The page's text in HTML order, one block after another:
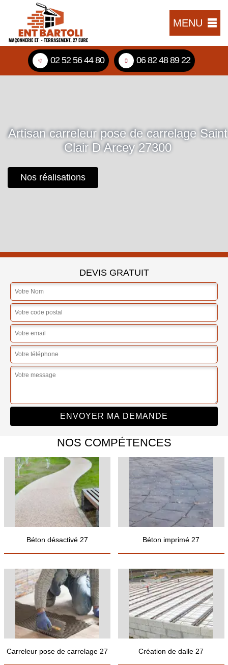
MENU
02 52 56 44 80 06 82 48 89 22
Artisan carreleur pose de carrelage Saint
Clair D Arcey 27300
Nos réalisations
DEVIS GRATUIT
NOS COMPÉTENCES
Béton désactivé 27 Béton imprimé 27
Carreleur pose de carrelage 27 Création de dalle 27